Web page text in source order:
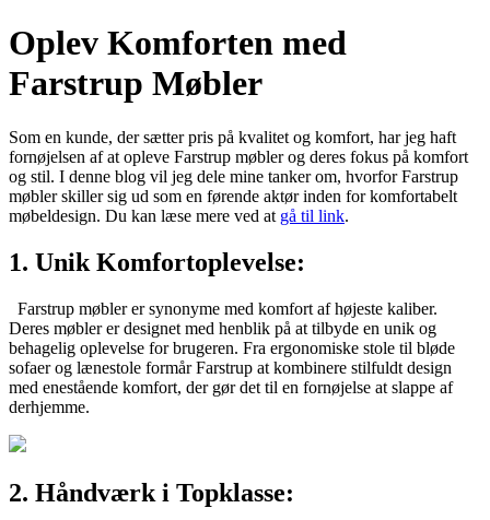
Oplev Komforten med
Farstrup Møbler
Som en kunde, der sætter pris på kvalitet og komfort, har jeg haft
fornøjelsen af at opleve Farstrup møbler og deres fokus på komfort
og stil. I denne blog vil jeg dele mine tanker om, hvorfor Farstrup
møbler skiller sig ud som en førende aktør inden for komfortabelt
møbeldesign. Du kan læse mere ved at gå til link.
1. Unik Komfortoplevelse:
Farstrup møbler er synonyme med komfort af højeste kaliber.
Deres møbler er designet med henblik på at tilbyde en unik og
behagelig oplevelse for brugeren. Fra ergonomiske stole til bløde
sofaer og lænestole formår Farstrup at kombinere stilfuldt design
med enestående komfort, der gør det til en fornøjelse at slappe af
derhjemme.
2. Håndværk i Topklasse: